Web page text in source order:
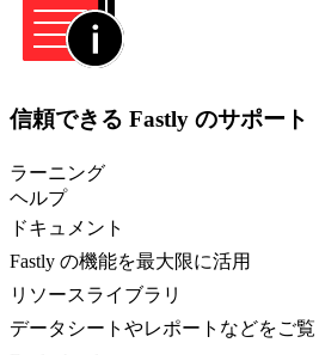
信頼できる Fastly のサポート
ラーニング
ヘルプ
ドキュメント
Fastly の機能を最大限に活用
リソースライブラリ
データシートやレポートなどをご